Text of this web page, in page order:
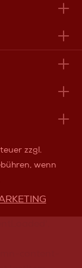
zzgl.
wenn